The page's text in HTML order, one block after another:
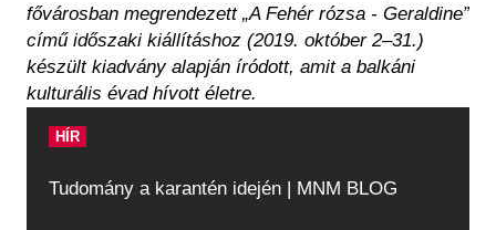
fővárosban megrendezett „A Fehér rózsa - Geraldine”
című időszaki kiállításhoz (2019. október 2–31.)
készült kiadvány alapján íródott, amit a balkáni
kulturális évad hívott életre.
HÍR
Tudomány a karantén idején | MNM BLOG